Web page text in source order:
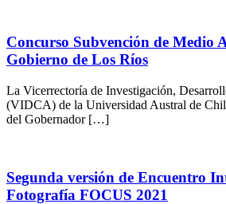
Concurso Subvención de Medio
Gobierno de Los Ríos
La Vicerrectoría de Investigación,
(VIDCA) de la Universidad Austral de
del Gobernador […]
Segunda versión de Encuentro
Fotografía FOCUS 2021